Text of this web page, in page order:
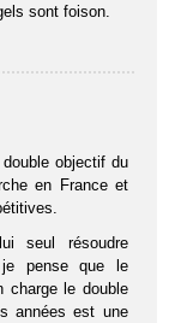
sont foison.
objectif du
en France et
seul résoudre
je pense que le
charge le double
années est une